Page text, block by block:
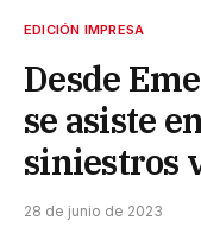
EDICIÓN IMPRESA
Desde
se asiste
siniestros
28 de junio de 2023